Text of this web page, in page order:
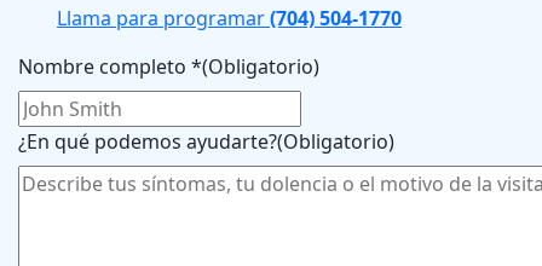
Llama para programar(704) 504-1770
Nombre completo *(Obligatorio)
¿En qué podemos ayudarte?(Obligatorio)